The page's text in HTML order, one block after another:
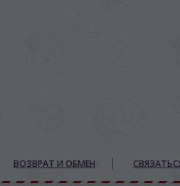
ВОЗВРАТ И ОБМЕН